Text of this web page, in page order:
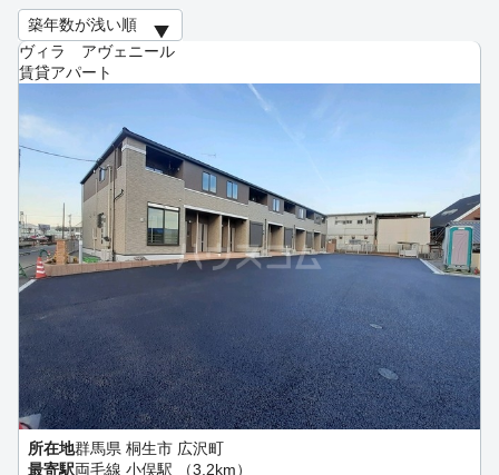
ヴィラ アヴェニール
賃貸アパート
所在地群馬県 桐生市 広沢町
最寄駅両毛線 小俣駅 （3.2km）